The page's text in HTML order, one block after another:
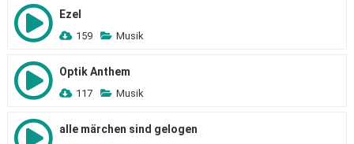
Ezel
159 Musik
Optik Anthem
117 Musik
alle märchen sind gelogen